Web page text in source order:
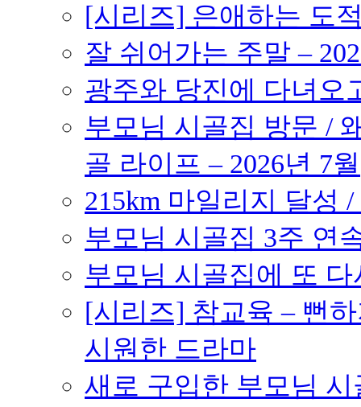
[시리즈] 은애하는 도
잘 쉬어가는 주말 –
광주와 당진에 다녀오
부모님 시골집 방문 /
골 라이프 – 2026년 7월
215km 마일리지 달성
부모님 시골집 3주 연
부모님 시골집에 또
[시리즈] 참교육 – 뻔
시원한 드라마
새로 구입한 부모님 시